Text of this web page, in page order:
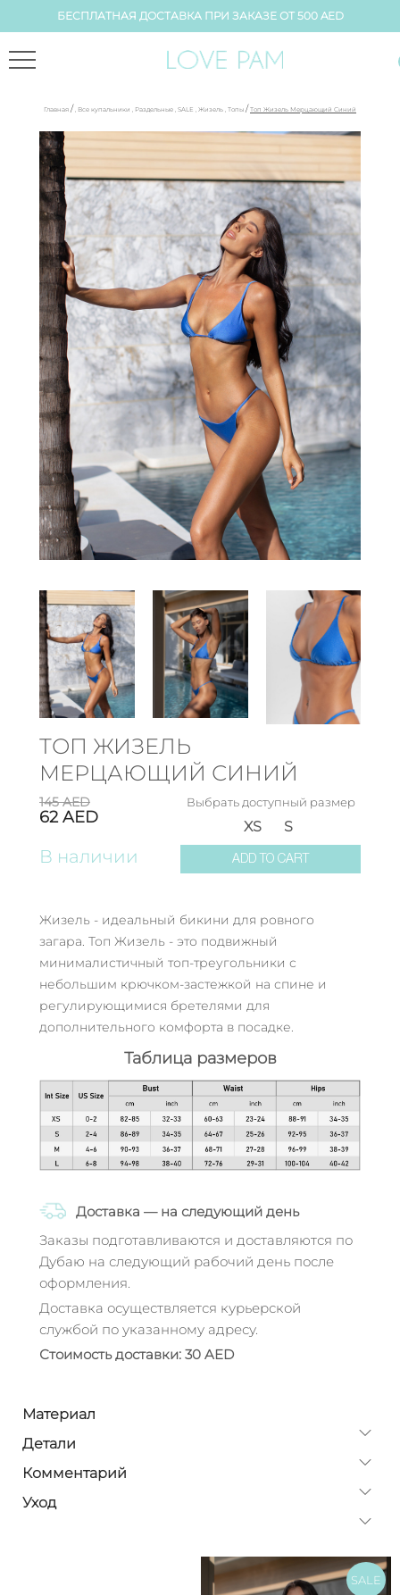
БЕСПЛАТНАЯ ДОСТАВКА ПРИ ЗАКАЗЕ ОТ 500 AED
Главная / , Все купальники , Раздельные , SALE , Жизель , Топы / Топ Жизель Мерцающий Синий
ТОП ЖИЗЕЛЬ
МЕРЦАЮЩИЙ СИНИЙ
145AED
62AED
В наличии
Выбрать доступный размер
S
XS
ADD TO CART
Жизель - идеальный бикини для ровного
загара. Топ Жизель - это подвижный
минималистичный топ-треугольники с
небольшим крючком-застежкой на спине и
регулирующимися бретелями для
дополнительного комфорта в посадке.
Таблица размеров
Доставка — на следующий день
Заказы подготавливаются и доставляются по
Дубаю на следующий рабочий день после
оформления.
Доставка осуществляется курьерской
службой по указанному адресу.
Стоимость доставки: 30 AED
Материал
Детали
Комментарий
Уход
SALE